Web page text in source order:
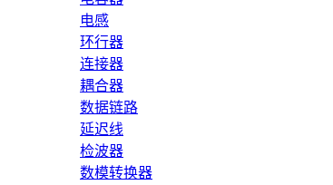
电感
环行器
连接器
耦合器
数据链路
延迟线
检波器
数模转换器